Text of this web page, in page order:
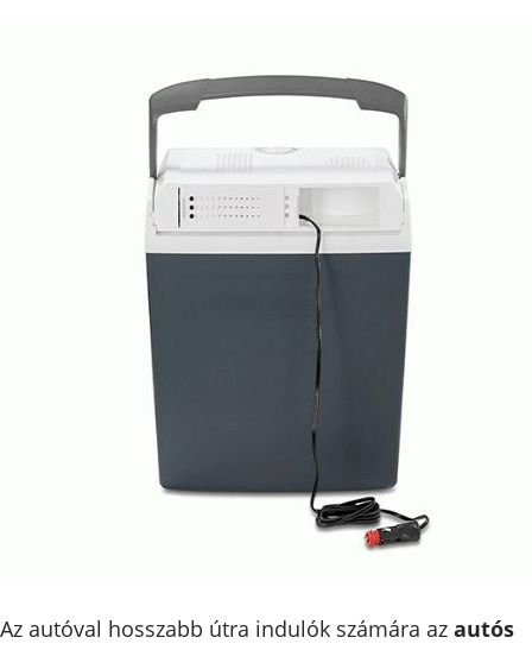
Az autóval hosszabb útra indulók számára az autós